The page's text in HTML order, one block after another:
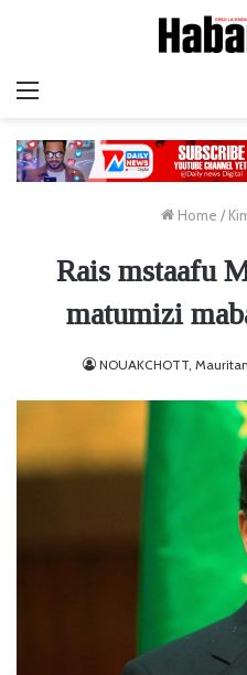
Home /
Rais mstaafu
matumizi
NOUAKCHOTT,